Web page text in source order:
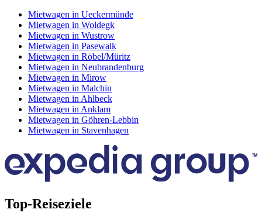
Mietwagen in Ueckermünde
Mietwagen in Woldegk
Mietwagen in Wustrow
Mietwagen in Pasewalk
Mietwagen in Röbel/Müritz
Mietwagen in Neubrandenburg
Mietwagen in Mirow
Mietwagen in Malchin
Mietwagen in Ahlbeck
Mietwagen in Anklam
Mietwagen in Göhren-Lebbin
Mietwagen in Stavenhagen
Top-Reiseziele